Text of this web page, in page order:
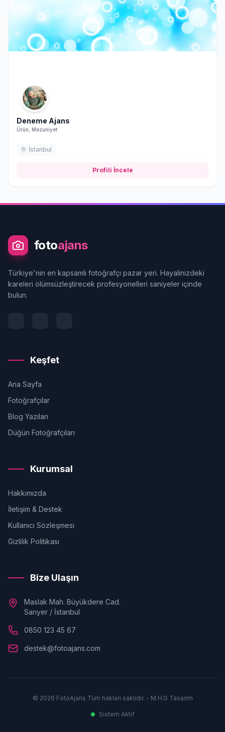
Deneme Ajans
Ürün, Mezuniyet
İstanbul
Profili İncele
fotoajans
Türkiye'nin en kapsamlı fotoğrafçı pazar yeri. Hayalinizdeki
kareleri ölümsüzleştirecek profesyonelleri saniyeler içinde
bulun.
Keşfet
Ana Sayfa
Fotoğrafçılar
Blog Yazıları
Düğün Fotoğrafçıları
Kurumsal
Hakkımızda
İletişim & Destek
Kullanıcı Sözleşmesi
Gizlilik Politikası
Bize Ulaşın
Maslak Mah. Büyükdere Cad.
Sarıyer / İstanbul
0850 123 45 67
destek@fotoajans.com
© 2026 FotoAjans Tüm hakları saklıdır. - M.H.G Tasarım
Sistem Aktif